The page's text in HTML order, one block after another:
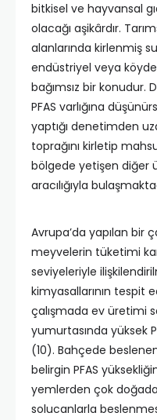
bitkisel ve hayvansal
olacağı aşikârdır.
alanlarında kirlenmiş
endüstriyel veya
bağımsız bir konudur.
PFAS varlığına
yaptığı denetimden
toprağını kirletip
bölgede yetişen diğer
aracılığıyla
Avrupa’da yapılan bir
meyvelerin tüketimi
seviyeleriyle
kimyasallarının tespit
çalışmada ev üretimi
yumurtasında yüksek
(10). Bahçede
belirgin PFAS
yemlerden çok
solucanlarla